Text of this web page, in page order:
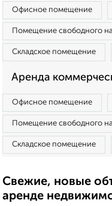
Офисное помещение
Помещение свободного
Складское помещение
Аренда
Офисное помещение
Помещение свободного
Складское помещение
Свежие, новые
аренде